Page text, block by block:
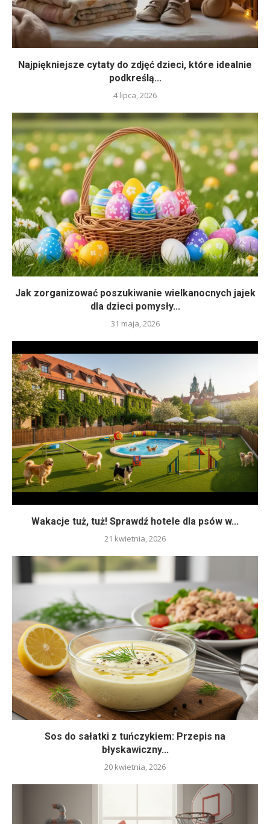
Najpiękniejsze cytaty do zdjęć dzieci, które idealnie
podkreślą...
4 lipca, 2026
Jak zorganizować poszukiwanie wielkanocnych jajek
dla dzieci pomysły...
31 maja, 2026
Wakacje tuż, tuż! Sprawdź hotele dla psów w...
21 kwietnia, 2026
Sos do sałatki z tuńczykiem: Przepis na
błyskawiczny...
20 kwietnia, 2026